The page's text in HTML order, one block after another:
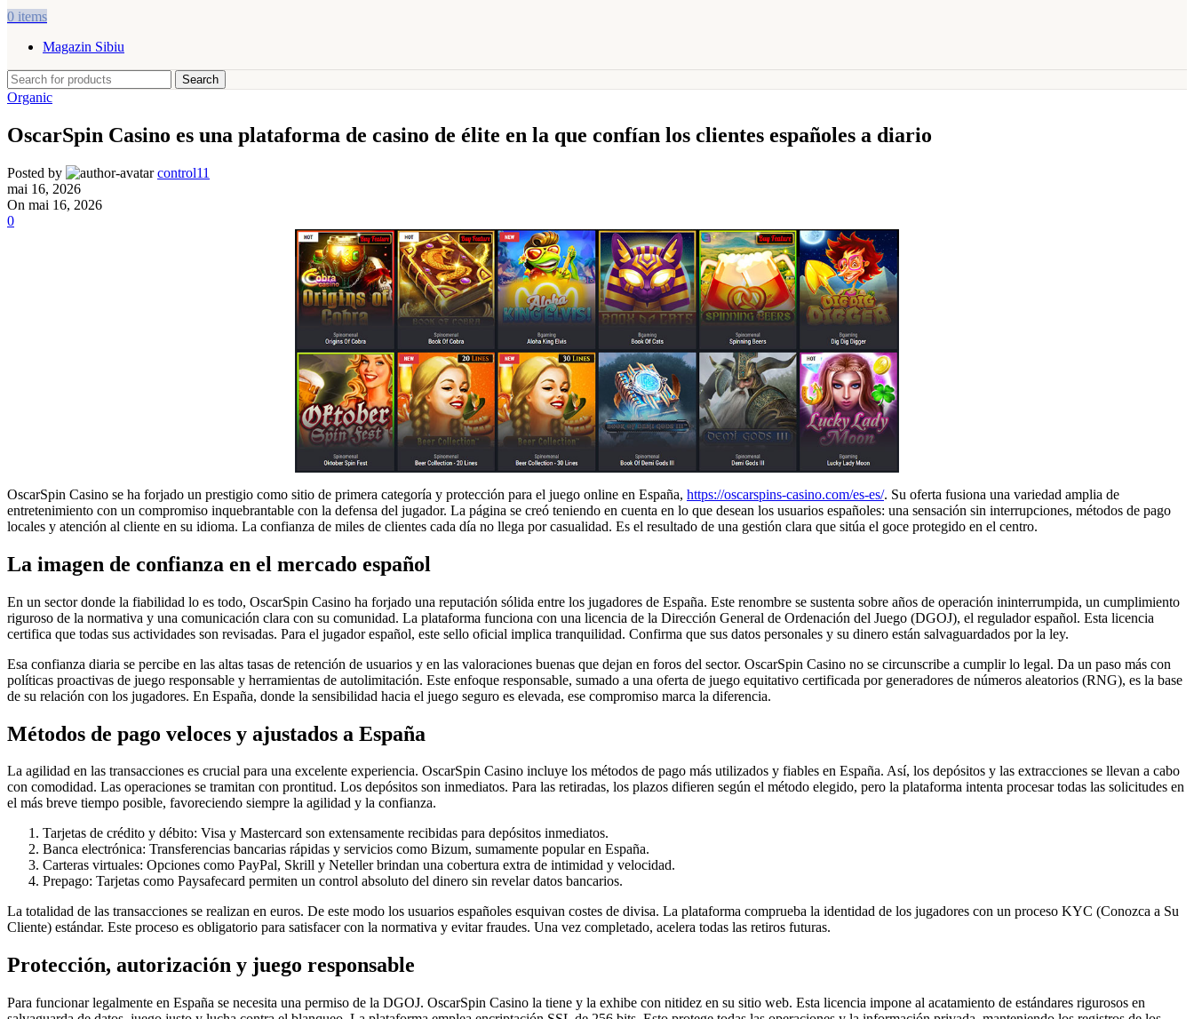
0 items
Magazin Sibiu
Search
Organic
OscarSpin Casino es una plataforma de casino de élite en la que confían los clientes españoles a diario
Posted by
control11
mai 16, 2026
On mai 16, 2026
0
OscarSpin Casino se ha forjado un prestigio como sitio de primera categoría y protección para el juego online en España, https://oscarspins-casino.com/es-es/. Su oferta fusiona una variedad amplia de
entretenimiento con un compromiso inquebrantable con la defensa del jugador. La página se creó teniendo en cuenta en lo que desean los usuarios españoles: una sensación sin interrupciones, métodos de pago
locales y atención al cliente en su idioma. La confianza de miles de clientes cada día no llega por casualidad. Es el resultado de una gestión clara que sitúa el goce protegido en el centro.
La imagen de confianza en el mercado español
En un sector donde la fiabilidad lo es todo, OscarSpin Casino ha forjado una reputación sólida entre los jugadores de España. Este renombre se sustenta sobre años de operación ininterrumpida, un cumplimiento
riguroso de la normativa y una comunicación clara con su comunidad. La plataforma funciona con una licencia de la Dirección General de Ordenación del Juego (DGOJ), el regulador español. Esta licencia
certifica que todas sus actividades son revisadas. Para el jugador español, este sello oficial implica tranquilidad. Confirma que sus datos personales y su dinero están salvaguardados por la ley.
Esa confianza diaria se percibe en las altas tasas de retención de usuarios y en las valoraciones buenas que dejan en foros del sector. OscarSpin Casino no se circunscribe a cumplir lo legal. Da un paso más con
políticas proactivas de juego responsable y herramientas de autolimitación. Este enfoque responsable, sumado a una oferta de juego equitativo certificada por generadores de números aleatorios (RNG), es la base
de su relación con los jugadores. En España, donde la sensibilidad hacia el juego seguro es elevada, ese compromiso marca la diferencia.
Métodos de pago veloces y ajustados a España
La agilidad en las transacciones es crucial para una excelente experiencia. OscarSpin Casino incluye los métodos de pago más utilizados y fiables en España. Así, los depósitos y las extracciones se llevan a cabo
con comodidad. Las operaciones se tramitan con prontitud. Los depósitos son inmediatos. Para las retiradas, los plazos difieren según el método elegido, pero la plataforma intenta procesar todas las solicitudes en
el más breve tiempo posible, favoreciendo siempre la agilidad y la confianza.
Tarjetas de crédito y débito: Visa y Mastercard son extensamente recibidas para depósitos inmediatos.
Banca electrónica: Transferencias bancarias rápidas y servicios como Bizum, sumamente popular en España.
Carteras virtuales: Opciones como PayPal, Skrill y Neteller brindan una cobertura extra de intimidad y velocidad.
Prepago: Tarjetas como Paysafecard permiten un control absoluto del dinero sin revelar datos bancarios.
La totalidad de las transacciones se realizan en euros. De este modo los usuarios españoles esquivan costes de divisa. La plataforma comprueba la identidad de los jugadores con un proceso KYC (Conozca a Su
Cliente) estándar. Este proceso es obligatorio para satisfacer con la normativa y evitar fraudes. Una vez completado, acelera todas las retiros futuras.
Protección, autorización y juego responsable
Para funcionar legalmente en España se necesita una permiso de la DGOJ. OscarSpin Casino la tiene y la exhibe con nitidez en su sitio web. Esta licencia impone al acatamiento de estándares rigurosos en